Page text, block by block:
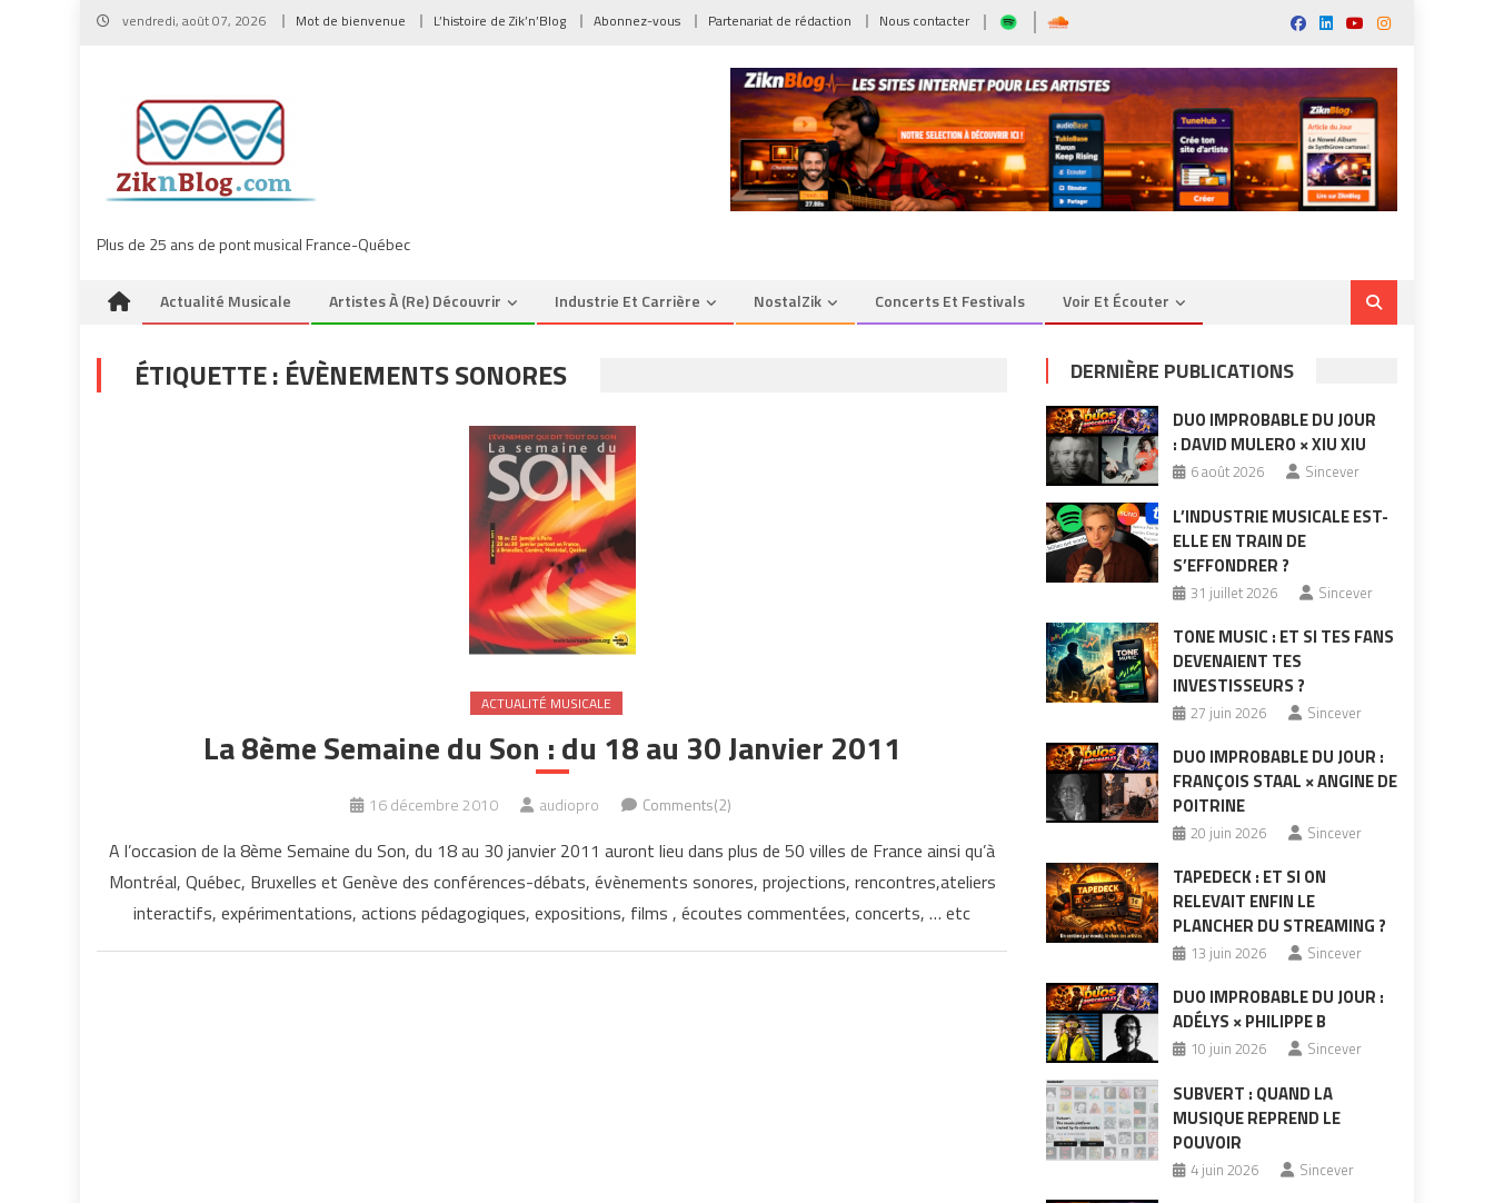
Skip
vendredi, août 07, 2026 Mot de bienvenue L’histoire de Zik’n’Blog Abonnez-vous Partenariat de rédaction Nous contacter
Plus de 25 ans de pont musical France-Québec
Actualité Musicale Artistes À (re) Découvrir Industrie Et Carrière NostalZik Concerts Et Festivals Voir Et Écouter
ÉTIQUETTE : ÉVÈNEMENTS SONORES
ACTUALITÉ MUSICALE
La 8ème Semaine du Son : du 18 au 30 Janvier 2011
16 décembre 2010 audiopro Comments(2)
A l’occasion de la 8ème Semaine du Son, du 18 au 30 janvier 2011 auront lieu dans plus de 50 villes de France ainsi qu’à
Montréal, Québec, Bruxelles et Genève des conférences-débats, évènements sonores, projections, rencontres,ateliers
interactifs, expérimentations, actions pédagogiques, expositions, films , écoutes commentées, concerts, … etc
DERNIÈRE PUBLICATIONS
DUO IMPROBABLE DU JOUR
: DAVID MULERO × XIU XIU
6 août 2026 Sincever
L’INDUSTRIE MUSICALE EST-
ELLE EN TRAIN DE
S’EFFONDRER ?
31 juillet 2026 Sincever
TONE MUSIC : ET SI TES FANS
DEVENAIENT TES
INVESTISSEURS ?
27 juin 2026 Sincever
DUO IMPROBABLE DU JOUR :
FRANÇOIS STAAL × ANGINE DE
POITRINE
20 juin 2026 Sincever
TAPEDECK : ET SI ON
RELEVAIT ENFIN LE
PLANCHER DU STREAMING ?
13 juin 2026 Sincever
DUO IMPROBABLE DU JOUR :
ADÉLYS × PHILIPPE B
10 juin 2026 Sincever
SUBVERT : QUAND LA
MUSIQUE REPREND LE
POUVOIR
4 juin 2026 Sincever